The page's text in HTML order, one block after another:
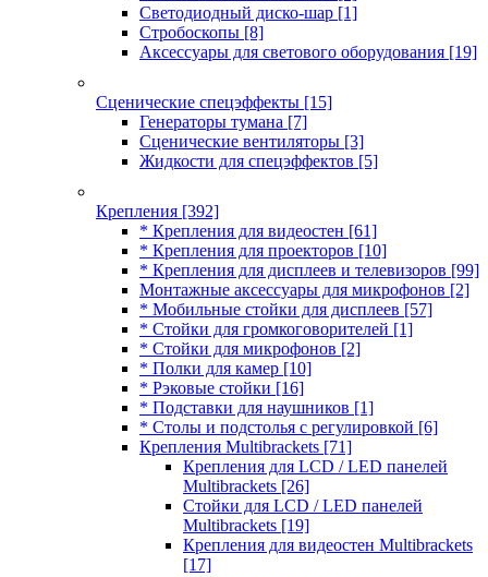
Светодиодный диско-шар [1]
Стробоскопы [8]
Аксессуары для светового оборудования [19]
Сценические спецэффекты [15]
Генераторы тумана [7]
Сценические вентиляторы [3]
Жидкости для спецэффектов [5]
Крепления [392]
* Крепления для видеостен [61]
* Крепления для проекторов [10]
* Крепления для дисплеев и телевизоров [99]
Монтажные аксессуары для микрофонов [2]
* Мобильные стойки для дисплеев [57]
* Стойки для громкоговорителей [1]
* Стойки для микрофонов [2]
* Полки для камер [10]
* Рэковые стойки [16]
* Подставки для наушников [1]
* Столы и подстолья с регулировкой [6]
Крепления Multibrackets [71]
Крепления для LCD / LED панелей
Multibrackets [26]
Стойки для LCD / LED панелей
Multibrackets [19]
Крепления для видеостен Multibrackets
[17]